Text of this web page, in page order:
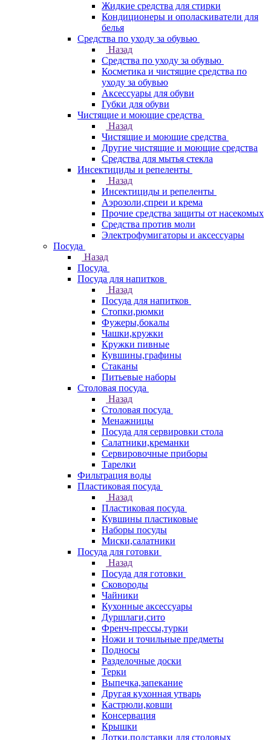
Жидкие средства для стирки
Кондиционеры и ополаскиватели для
белья
Средства по уходу за обувью
Назад
Средства по уходу за обувью
Косметика и чистящие средства по
уходу за обувью
Аксессуары для обуви
Губки для обуви
Чистящие и моющие средства
Назад
Чистящие и моющие средства
Другие чистящие и моющие средства
Средства для мытья стекла
Инсектициды и репеленты
Назад
Инсектициды и репеленты
Аэрозоли,спреи и крема
Прочие средства защиты от насекомых
Средства против моли
Электрофумигаторы и аксессуары
Посуда
Назад
Посуда
Посуда для напитков
Назад
Посуда для напитков
Стопки,рюмки
Фужеры,бокалы
Чашки,кружки
Кружки пивные
Кувшины,графины
Стаканы
Питьевые наборы
Столовая посуда
Назад
Столовая посуда
Менажницы
Посуда для сервировки стола
Салатники,креманки
Сервировочные приборы
Тарелки
Фильтрация воды
Пластиковая посуда
Назад
Пластиковая посуда
Кувшины пластиковые
Наборы посуды
Миски,салатники
Посуда для готовки
Назад
Посуда для готовки
Сковороды
Чайники
Кухонные аксессуары
Дуршлаги,сито
Френч-прессы,турки
Ножи и точильные предметы
Подносы
Разделочные доски
Терки
Выпечка,запекание
Другая кухонная утварь
Кастрюли,ковши
Консервация
Крышки
Лотки,подставки для столовых